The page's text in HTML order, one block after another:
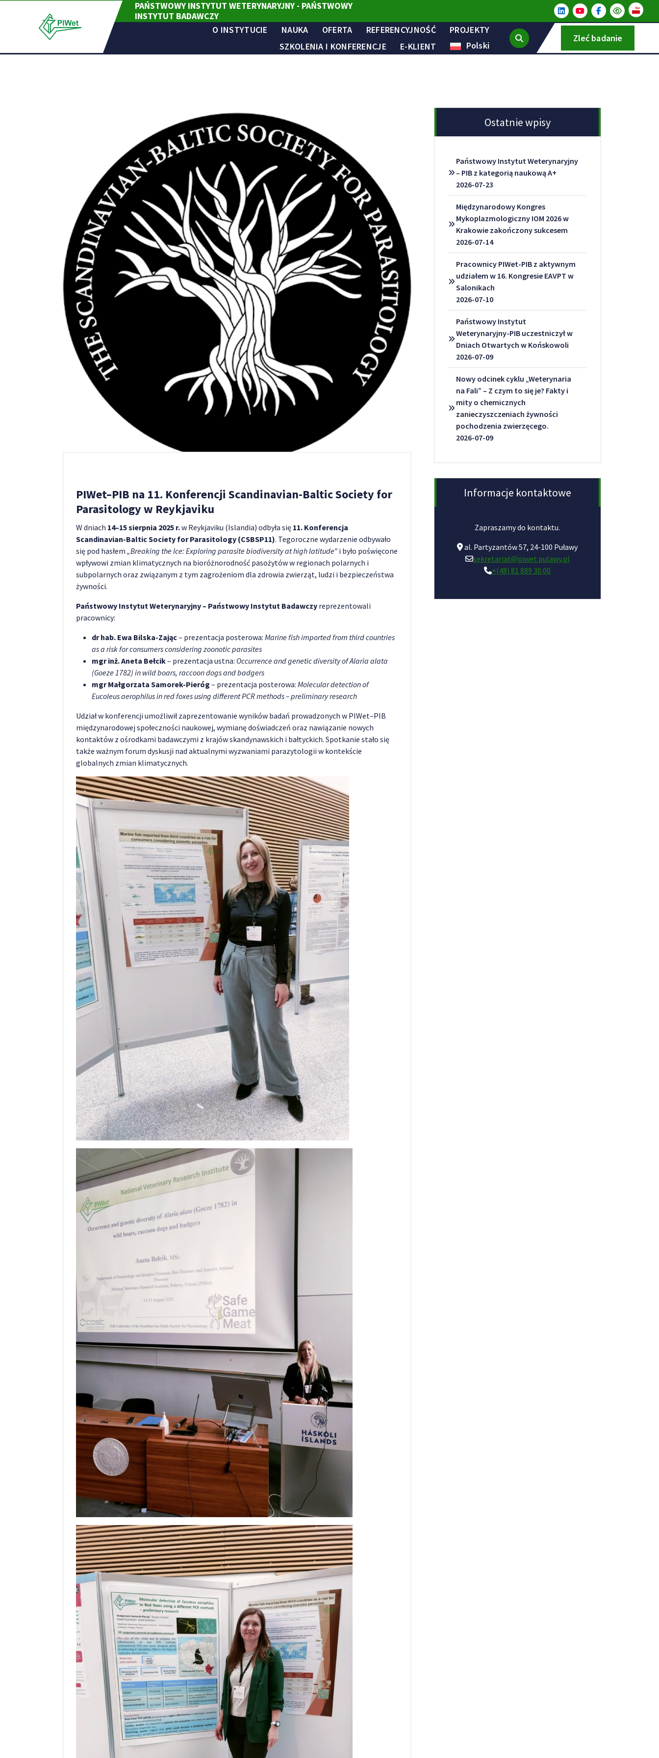
PAŃSTWOWY INSTYTUT WETERYNARYJNY - PAŃSTWOWY
INSTYTUT BADAWCZY
O INSTYTUCIE
NAUKA OFERTA REFERENCYJNOŚĆ
PROJEKTY
SZKOLENIA I KONFERENCJE
E-KLIENT Polski
Zleć badanie
PIWet–PIB na 11. Konferencji Scandinavian-Baltic Society for
Parasitology w Reykjaviku
W dniach 14–15 sierpnia 2025 r.w Reykjaviku (Islandia) odbyła się 11. Konferencja
Scandinavian-Baltic Society for Parasitology (CSBSP11). Tegoroczne wydarzenie odbywało
się pod hasłem „Breaking the Ice: Exploring parasite biodiversity at high latitude” i było poświęcone
wpływowi zmian klimatycznych na bioróżnorodność pasożytów w regionach polarnych i
subpolarnych oraz związanym z tym zagrożeniom dla zdrowia zwierząt, ludzi i bezpieczeństwa
żywności.
Państwowy Instytut Weterynaryjny – Państwowy Instytut Badawczy reprezentowali
pracownicy:
dr hab. Ewa Bilska-Zając– prezentacja posterowa: Marine fish imported from third countries
as a risk for consumers considering zoonotic parasites
mgr inż. Aneta Bełcik– prezentacja ustna: Occurrence and genetic diversity of Alaria alata
(Goeze 1782) in wild boars, raccoon dogs and badgers
mgr Małgorzata Samorek-Pieróg – prezentacja posterowa: Molecular detection of
Eucoleus aerophilus in red foxes using different PCR methods – preliminary research
Udział w konferencji umożliwił zaprezentowanie wyników badań prowadzonych w PIWet–PIB
międzynarodowej społeczności naukowej, wymianę doświadczeń oraz nawiązanie nowych
kontaktów z ośrodkami badawczymi z krajów skandynawskich i bałtyckich. Spotkanie stało się
także ważnym forum dyskusji nad aktualnymi wyzwaniami parazytologii w kontekście
globalnych zmian klimatycznych.
Ostatnie wpisy
Państwowy Instytut Weterynaryjny
– PIB z kategorią naukową A+
2026-07-23
Międzynarodowy Kongres
Mykoplazmologiczny IOM 2026 w
Krakowie zakończony sukcesem
2026-07-14
Pracownicy PIWet-PIB z aktywnym
udziałem w 16. Kongresie EAVPT w
Salonikach
2026-07-10
Państwowy Instytut
Weterynaryjny-PIB uczestniczył w
Dniach Otwartych w Końskowoli
2026-07-09
Nowy odcinek cyklu „Weterynaria
na Fali” – Z czym to się je? Fakty i
mity o chemicznych
zanieczyszczeniach żywności
pochodzenia zwierzęcego.
2026-07-09
Informacje kontaktowe
Zapraszamy do kontaktu.
al. Partyzantów 57, 24-100 Puławy
sekretariat@piwet.pulawy.pl
+(48) 81 889 30 00